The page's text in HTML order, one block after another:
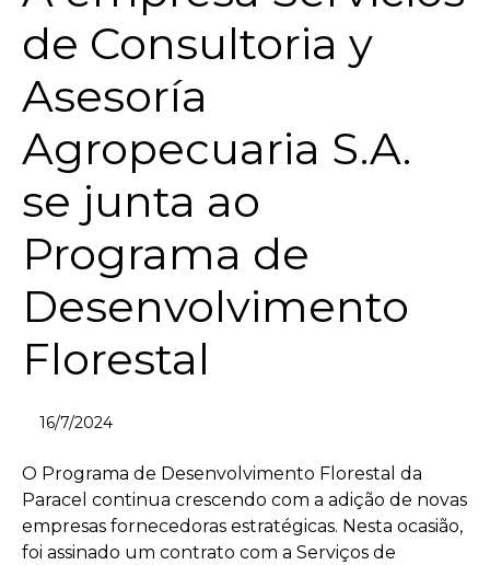
de Consultoria y
Asesoría
Agropecuaria S.A.
se junta ao
Programa de
Desenvolvimento
Florestal
16/7/2024
O Programa de Desenvolvimento Florestal da
Paracel continua crescendo com a adição de novas
empresas fornecedoras estratégicas. Nesta ocasião,
foi assinado um contrato com a Serviços de